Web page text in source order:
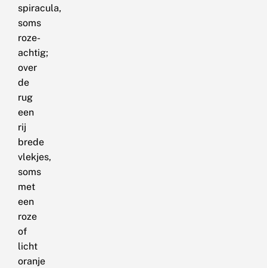
spiracula,
soms
roze-
achtig;
over
de
rug
een
rij
brede
vlekjes,
soms
met
een
roze
of
licht
oranje